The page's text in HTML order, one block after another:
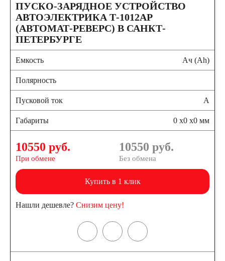
ПУСКО-ЗАРЯДНОЕ УСТРОЙСТВО
АВТОЭЛЕКТРИКА Т-1012АР
(АВТОМАТ-РЕВЕРС) В САНКТ-
ПЕТЕРБУРГЕ
Емкость Ач (Ah)
Полярность
Пусковой ток А
Габариты 0 x0 x0 мм
10550 руб.
При обмене
10550 руб.
Без обмена
Купить в 1 клик
Нашли дешевле? Снизим цену!